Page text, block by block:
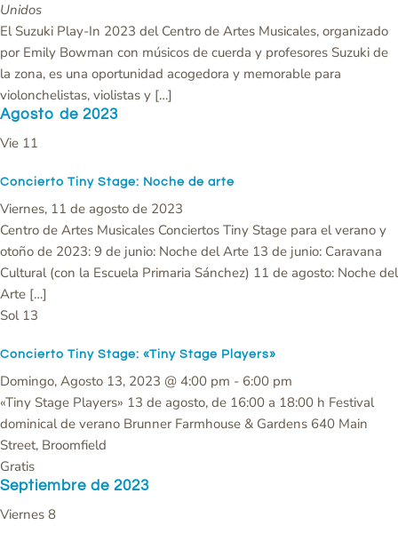
Unidos
El Suzuki Play-In 2023 del Centro de Artes Musicales, organizado
por Emily Bowman con músicos de cuerda y profesores Suzuki de
la zona, es una oportunidad acogedora y memorable para
violonchelistas, violistas y […]
Agosto de 2023
Vie 11
Concierto Tiny Stage: Noche de arte
Viernes, 11 de agosto de 2023
Centro de Artes Musicales Conciertos Tiny Stage para el verano y
otoño de 2023: 9 de junio: Noche del Arte 13 de junio: Caravana
Cultural (con la Escuela Primaria Sánchez) 11 de agosto: Noche del
Arte […]
Sol 13
Concierto Tiny Stage: «Tiny Stage Players»
Domingo, Agosto 13, 2023 @ 4:00 pm - 6:00 pm
«Tiny Stage Players» 13 de agosto, de 16:00 a 18:00 h Festival
dominical de verano Brunner Farmhouse & Gardens 640 Main
Street, Broomfield
Gratis
Septiembre de 2023
Viernes 8